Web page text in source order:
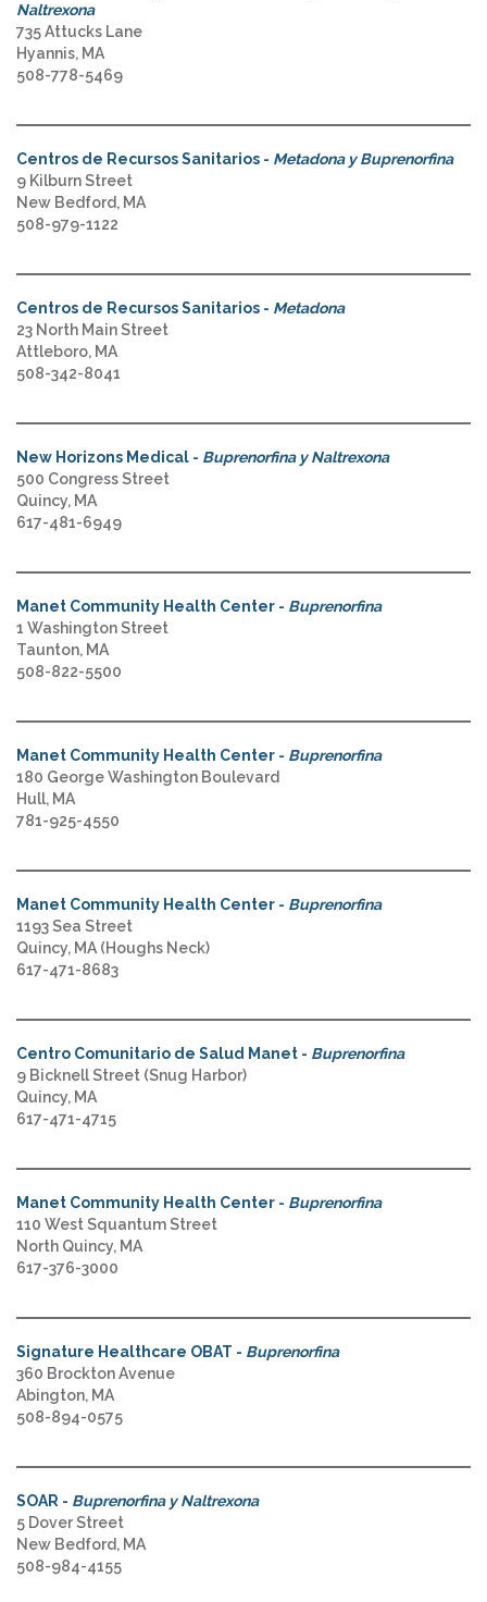
Naltrexona
735 Attucks Lane
Hyannis, MA
508-778-5469
Centros de Recursos Sanitarios - Metadona y Buprenorfina
9 Kilburn Street
New Bedford, MA
508-979-1122
Centros de Recursos Sanitarios - Metadona
23 North Main Street
Attleboro, MA
508-342-8041
New Horizons Medical - Buprenorfina y Naltrexona
500 Congress Street
Quincy, MA
617-481-6949
Manet Community Health Center - Buprenorfina
1 Washington Street
Taunton, MA
508-822-5500
Manet Community Health Center - Buprenorfina
180 George Washington Boulevard
Hull, MA
781-925-4550
Manet Community Health Center - Buprenorfina
1193 Sea Street
Quincy, MA (Houghs Neck)
617-471-8683
Centro Comunitario de Salud Manet - Buprenorfina
9 Bicknell Street (Snug Harbor)
Quincy, MA
617-471-4715
Manet Community Health Center - Buprenorfina
110 West Squantum Street
North Quincy, MA
617-376-3000
Signature Healthcare OBAT - Buprenorfina
360 Brockton Avenue
Abington, MA
508-894-0575
SOAR - Buprenorfina y Naltrexona
5 Dover Street
New Bedford, MA
508-984-4155